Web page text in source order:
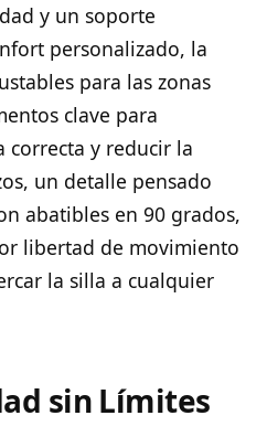
y un soporte
personalizado, la
para las zonas
clave para
correcta y reducir la
un detalle pensado
abatibles en 90 grados,
libertad de movimiento
la silla a cualquier
sin Límites